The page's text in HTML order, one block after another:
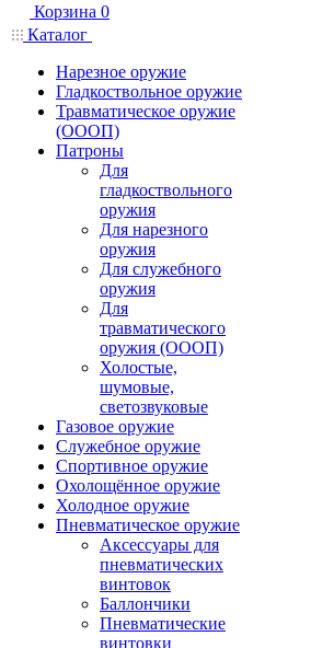
Корзина 0
Каталог
Нарезное оружие
Гладкоствольное оружие
Травматическое оружие
(ОООП)
Патроны
Для
гладкоствольного
оружия
Для нарезного
оружия
Для служебного
оружия
Для
травматического
оружия (ОООП)
Холостые,
шумовые,
светозвуковые
Газовое оружие
Служебное оружие
Спортивное оружие
Охолощённое оружие
Холодное оружие
Пневматическое оружие
Аксессуары для
пневматических
винтовок
Баллончики
Пневматические
винтовки